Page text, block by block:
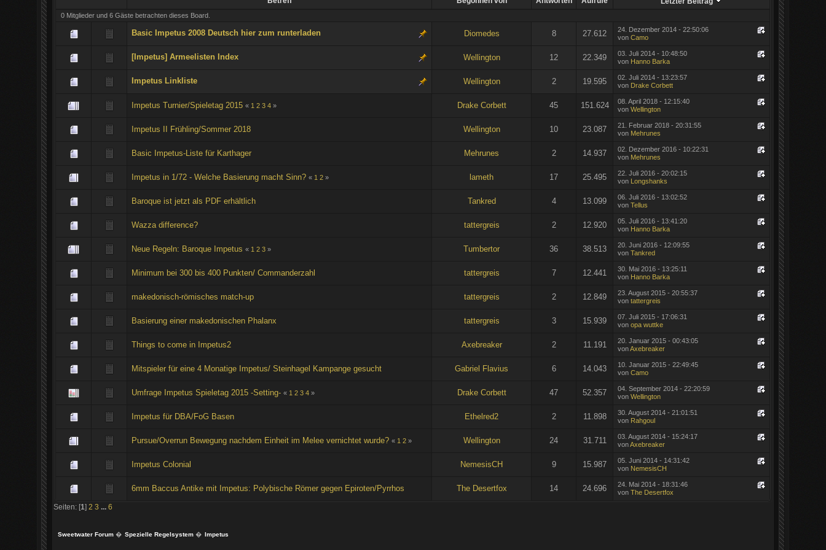
0 Mitglieder und 6 Gäste betrachten dieses Board.
Basic Impetus 2008 Deutsch hier zum runterladen Diomedes 8 27.612
24. Dezember 2014 - 22:50:06
von Camo
[Impetus] Armeelisten Index Wellington 12 22.349
03. Juli 2014 - 10:48:50
von Hanno Barka
Impetus Linkliste Wellington 2 19.595
02. Juli 2014 - 13:23:57
von Drake Corbett
Impetus Turnier/Spieletag 2015 « 1 2 3 4» Drake Corbett 45 151.624
08. April 2018 - 12:15:40
von Wellington
Impetus II Frühling/Sommer 2018 Wellington 10 23.087
21. Februar 2018 - 20:31:55
von Mehrunes
Basic Impetus-Liste für Karthager Mehrunes 2 14.937
02. Dezember 2016 - 10:22:31
von Mehrunes
Impetus in 1/72 - Welche Basierung macht Sinn? « 1 2» lameth 17 25.495
22. Juli 2016 - 20:02:15
von Longshanks
Baroque ist jetzt als PDF erhältlich Tankred 4 13.099
06. Juli 2016 - 13:02:52
von Tellus
Wazza difference? tattergreis 2 12.920
05. Juli 2016 - 13:41:20
von Hanno Barka
Neue Regeln: Baroque Impetus « 1 2 3» Tumbertor 36 38.513
20. Juni 2016 - 12:09:55
von Tankred
Minimum bei 300 bis 400 Punkten/ Commanderzahl tattergreis 7 12.441
30. Mai 2016 - 13:25:11
von Hanno Barka
makedonisch-römisches match-up tattergreis 2 12.849
23. August 2015 - 20:55:37
von tattergreis
Basierung einer makedonischen Phalanx tattergreis 3 15.939
07. Juli 2015 - 17:06:31
von opa wuttke
Things to come in Impetus2 Axebreaker 2 11.191
20. Januar 2015 - 00:43:05
vonAxebreaker
Mitspieler für eine 4 Monatige Impetus/ Steinhagel Kampange gesucht Gabriel Flavius 6 14.043
10. Januar 2015 - 22:49:45
von Camo
Umfrage Impetus Spieletag 2015 -Setting- « 1 2 3 4» Drake Corbett 47 52.357
04. September 2014 - 22:20:59
von Wellington
Impetus für DBA/FoG Basen Ethelred2 2 11.898
30. August 2014 - 21:01:51
von Rahgoul
Pursue/Overrun Bewegung nachdem Einheit im Melee vernichtet wurde? « 1 2» Wellington 24 31.711
03. August 2014 - 15:24:17
vonAxebreaker
Impetus Colonial NemesisCH 9 15.987
05. Juni 2014 - 14:31:42
von NemesisCH
6mm Baccus Antike mit Impetus: Polybische Römer gegen Epiroten/Pyrrhos The Desertfox 14 24.696
24. Mai 2014 - 18:31:46
von The Desertfox
Seiten: [1]2 3 ...6
Sweetwater Forum� Spezielle Regelsystem� Impetus